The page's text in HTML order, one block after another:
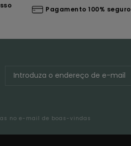
Pagamento 100% seguro
no e-mail de boas-vindas